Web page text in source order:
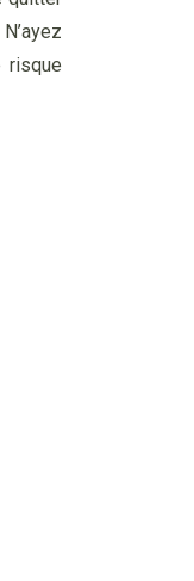
risque